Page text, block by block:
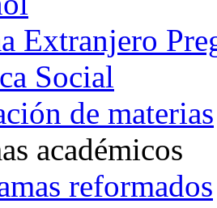
Extranjero
Social
de materias
académicos
reformados